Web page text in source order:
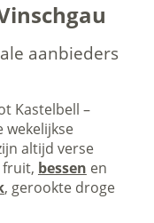
aanbieders
Kastelbell –
altijd verse
fruit, bessen en
, gerookte droge